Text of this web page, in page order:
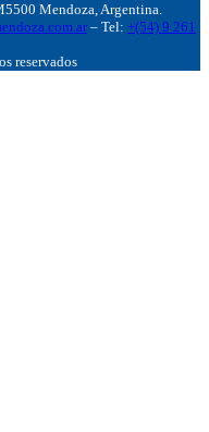
Mendoza, Argentina.
– Tel: +(54) 9 261
reservados